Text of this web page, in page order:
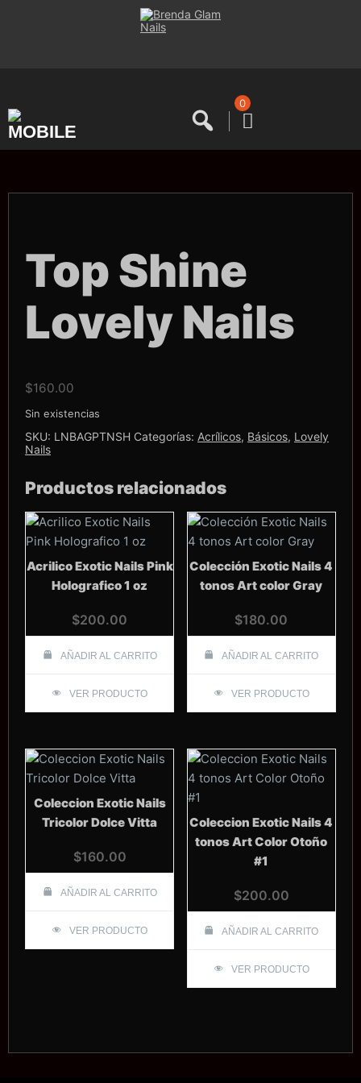
0
Top Shine
Lovely Nails
$160.00
Sin existencias
SKU: LNBAGPTNSH Categorías: Acrílicos, Básicos, Lovely
Nails
Productos relacionados
Acrilico Exotic Nails Pink
Holografico 1 oz
$200.00
AÑADIR AL CARRITO
VER PRODUCTO
Colección Exotic Nails 4
tonos Art color Gray
$180.00
AÑADIR AL CARRITO
VER PRODUCTO
Coleccion Exotic Nails
Tricolor Dolce Vitta
$160.00
AÑADIR AL CARRITO
VER PRODUCTO
Coleccion Exotic Nails 4
tonos Art Color Otoño
#1
$200.00
AÑADIR AL CARRITO
VER PRODUCTO